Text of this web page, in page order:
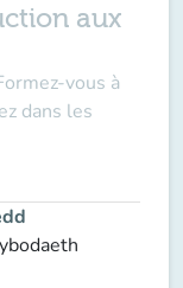
aux
vous à
dans les